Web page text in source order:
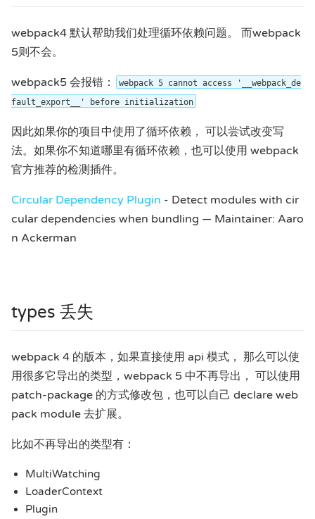
webpack4 默认帮助我们处理循环依赖问题。 而webpack
5则不会。
webpack5 会报错：
webpack 5 cannot access '__webpack_de
fault_export__' before initialization
因此如果你的项目中使用了循环依赖， 可以尝试改变写
法。如果你不知道哪里有循环依赖，也可以使用 webpack
官方推荐的检测插件。
Circular Dependency Plugin - Detect modules with cir
cular dependencies when bundling — Maintainer: Aaro
n Ackerman
types 丢失
webpack 4 的版本，如果直接使用 api 模式， 那么可以使
用很多它导出的类型，webpack 5 中不再导出， 可以使用
patch-package 的方式修改包，也可以自己 declare web
pack module 去扩展。
比如不再导出的类型有：
MultiWatching
LoaderContext
Plugin